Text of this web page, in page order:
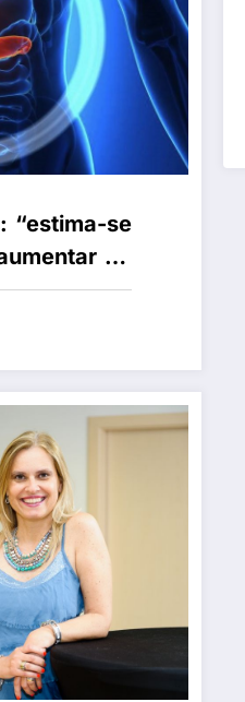
“estima-se
de
próxima